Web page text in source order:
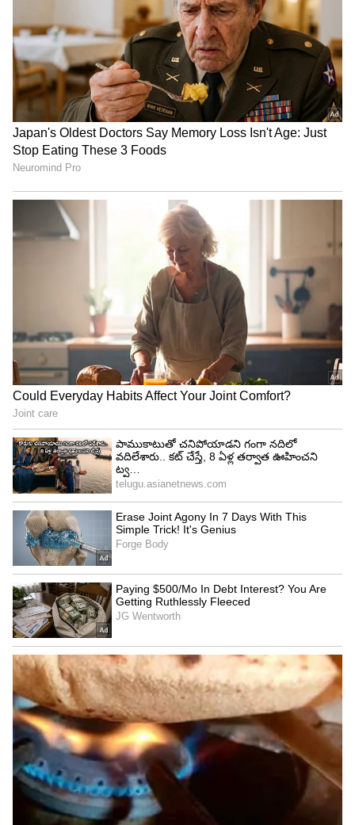
తెలుసా?
ఈ ఆంధ్రా జిల్లాలకు రెడ్ అలర్ట్,
రెండ్రోజులు కుండపోత వర్షాలే
LATEST VIDEOS
చీరను నేసిన సీఎం చంద్రబాబు | CM
Chandrababu Chirala tour | Asianet
Telugu
బంగాళాఖాతంలో అల్పపీడనం...ఇక ఏపీలో
దంచుడే | Asianet News Telugu